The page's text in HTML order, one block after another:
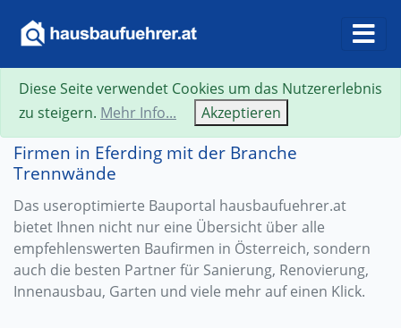
Firmen in Eferding mit der Branche
Trennwände
Das useroptimierte Bauportal hausbaufuehrer.at
bietet Ihnen nicht nur eine Übersicht über alle
empfehlenswerten Baufirmen in Österreich, sondern
auch die besten Partner für Sanierung, Renovierung,
Innenausbau, Garten und viele mehr auf einen Klick.
Diese Seite verwendet Cookies um das Nutzererlebnis
zu steigern. Mehr Info... Akzeptieren